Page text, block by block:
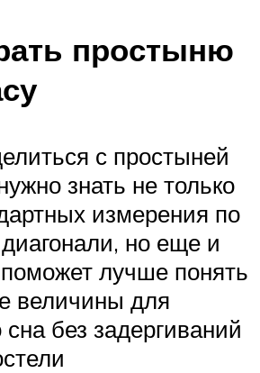
простыню
с простыней
знать не только
измерения по
но еще и
лучше понять
величины для
без задергиваний